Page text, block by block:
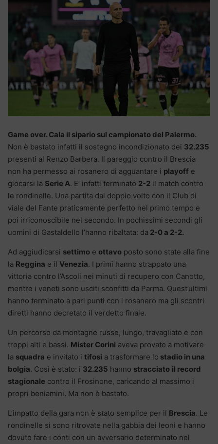
Game over. Cala il sipario sul campionato del Palermo.
Non è bastato infatti il sostegno incondizionato dei 32.235
presenti al Renzo Barbera. Il pareggio contro il Brescia
non ha permesso ai rosanero di agguantare i playoff e
giocarsi la Serie A. E’ infatti terminato 2-2 il match contro
le rondinelle. Una partita dal doppio volto con il Club di
viale del Fante praticamente perfetto nel primo tempo e
poi irriconoscibile nel secondo. In pochissimi secondi gli
uomini di Gastaldello l’hanno ribaltata: da 2-0 a 2-2.
Ad aggiudicarsi settimo e ottavo posto sono state alla fine
la Reggina e il Venezia. I primi hanno strappato una
vittoria contro l’Ascoli nei minuti di recupero con Canotto,
mentre i veneti sono usciti sconfitti da Parma. Quest’ultimi
hanno terminato a pari punti con i rosanero ma gli scontri
diretti hanno decretato il verdetto finale.
Un percorso da montagne russe, lungo, travagliato e con
troppi alti e bassi. Mister Corini aveva provato a motivare
la squadra e invitato i tifosi a trasformare lo stadio in una
bolgia. Così è stato: i 32.235 hanno stracciato il record
stagionale contro il Frosinone, caricando al massimo i
propri beniamini. Ma non è bastato.
L’impatto della gara non è stato semplice per il Brescia. Le
rondinelle si sono ritrovate nella gabbia dei leoni e hanno
dovuto fare i conti con un avversario determinato nel